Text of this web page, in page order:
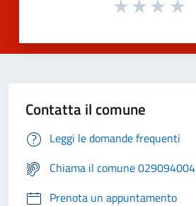
Contatta il comune
Leggi le domande frequenti
Chiama il comune 029094004
Prenota un appuntamento